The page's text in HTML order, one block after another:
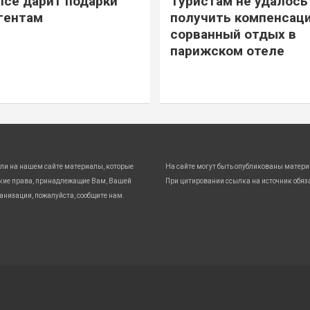
получить
сорванный отдых в
парижском отеле
на нашем сайте материалы, которые
права, принадлежащие Вам, Вашей
пожалуйста, сообщите нам.
На сайте могут быть опубликованы
При цитировании ссылка на источник